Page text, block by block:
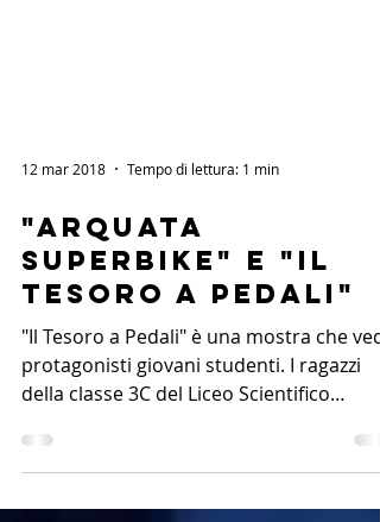
12 mar 2018 Tempo di lettura: 1 min
"Arquata
Superbike" e "Il
Tesoro a Pedali"
protagonisti giovani studenti. I ragazzi
della classe 3C del Liceo Scientifico
Statale...